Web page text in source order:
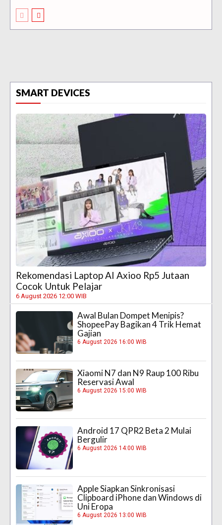
SMART DEVICES
Rekomendasi Laptop AI Axioo Rp5 Jutaan
Cocok Untuk Pelajar
6 August 2026 12:00 WIB
Awal Bulan Dompet Menipis?
ShopeePay Bagikan 4 Trik Hemat
Gajian
6 August 2026 16:00 WIB
Xiaomi N7 dan N9 Raup 100 Ribu
Reservasi Awal
6 August 2026 15:00 WIB
Android 17 QPR2 Beta 2 Mulai
Bergulir
6 August 2026 14:00 WIB
Apple Siapkan Sinkronisasi
Clipboard iPhone dan Windows di
Uni Eropa
6 August 2026 13:00 WIB